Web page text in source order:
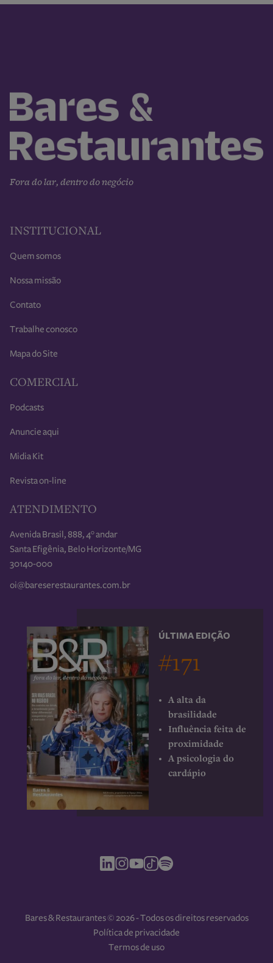
Fora do lar, dentro do negócio
INSTITUCIONAL
Quem somos
Nossa missão
Contato
Trabalhe conosco
Mapa do Site
COMERCIAL
Podcasts
Anuncie aqui
Midia Kit
Revista on-line
ATENDIMENTO
Avenida Brasil, 888, 4° andar
Santa Efigênia, Belo Horizonte/MG
30140-000
oi@bareserestaurantes.com.br
ÚLTIMA EDIÇÃO
#171
A alta da
brasilidade
Influência feita de
proximidade
A psicologia do
cardápio
Bares & Restaurantes © 2026 - Todos os direitos reservados
Política de privacidade
Termos de uso